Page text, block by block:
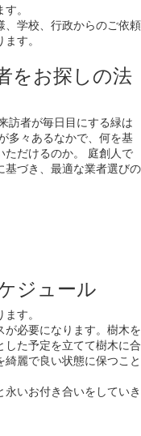
。
、学校、行政からのご依頼
す。
をお探しの法
訪者が毎日目にする緑は
多々あるなかで、何を基
ただけるのか。 庭創人で
基づき、最適な業者選びの
ジュール
す。
必要になります。樹木を
た予定を立てて樹木に合
麗で良い状態に保つこと
いお付き合いをしていき